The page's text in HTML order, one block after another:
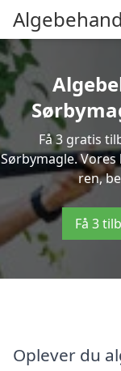
Få 3 gratis
Sørbymagle.
ren,
Få 3
Oplever du